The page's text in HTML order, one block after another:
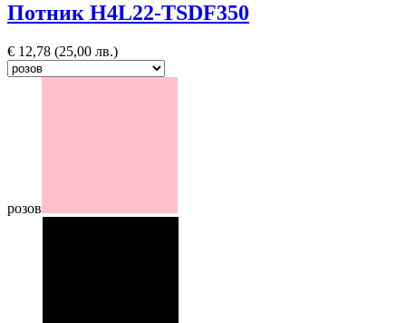
Потник H4L22-TSDF350
€ 12,78 (25,00 лв.)
розов